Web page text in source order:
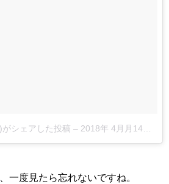
シェアした投稿 – 2018年 4月月14日午後8時18分PDT
一度見たら忘れないですね。